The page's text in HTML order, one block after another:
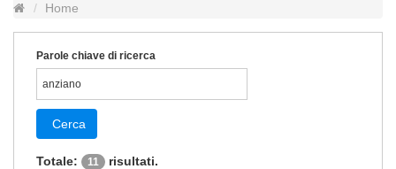
Home
Parole chiave di ricerca
Cerca
Totale: 11 risultati.